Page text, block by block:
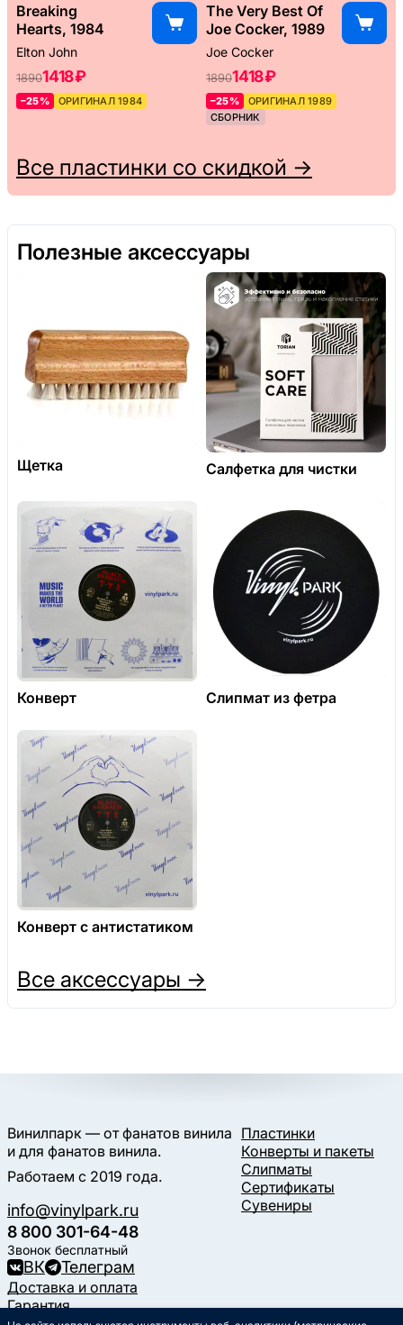
Breaking
Hearts, 1984
Elton John
18901418 ₽
–25% ОРИГИНАЛ 1984
The Very Best Of
Joe Cocker, 1989
Joe Cocker
18901418 ₽
–25%
ОРИГИНАЛ 1989
СБОРНИК
Все пластинки со скидкой →
Полезные аксессуары
Щетка Салфетка для чистки
Конверт Слипмат из фетра
Конверт с антистатиком
Все аксессуары →
Винилпарк — от фанатов винила
и для фанатов винила.
Работаем с 2019 года.
info@vinylpark.ru
8 800 301-64-48
Звонок бесплатный
ВК Телеграм
Пластинки
Конверты и пакеты
Слипматы
Сертификаты
Сувениры
Доставка и оплата
Гарантия